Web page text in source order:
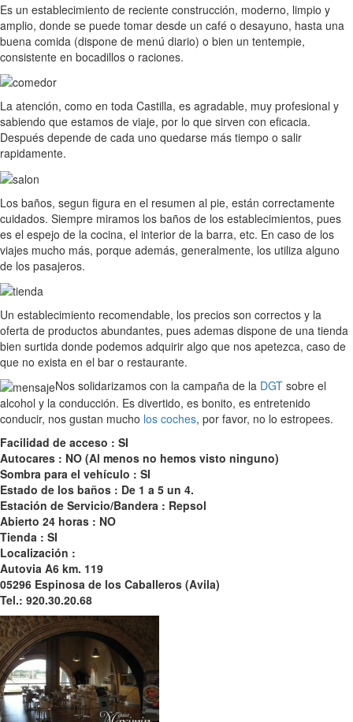
Es un establecimiento de reciente construcción, moderno, limpio y
amplio, donde se puede tomar desde un café o desayuno, hasta una
buena comida (dispone de menú diario) o bien un tentempie,
consistente en bocadillos o raciones.
La atención, como en toda Castilla, es agradable, muy profesional y
sabiendo que estamos de viaje, por lo que sirven con eficacia.
Después depende de cada uno quedarse más tiempo o salir
rapidamente.
Los baños, segun figura en el resumen al pie, están correctamente
cuidados. Siempre miramos los baños de los establecimientos, pues
es el espejo de la cocina, el interior de la barra, etc. En caso de los
viajes mucho más, porque además, generalmente, los utiliza alguno
de los pasajeros.
Un establecimiento recomendable, los precios son correctos y la
oferta de productos abundantes, pues ademas dispone de una tienda
bien surtida donde podemos adquirir algo que nos apetezca, caso de
que no exista en el bar o restaurante.
Nos solidarizamos con la campaña de la DGT sobre el
alcohol y la conducción. Es divertido, es bonito, es entretenido
conducir, nos gustan mucho los coches, por favor, no lo estropees.
Facilidad de acceso : SI
Autocares : NO (Al menos no hemos visto ninguno)
Sombra para el vehículo : SI
Estado de los baños : De 1 a 5 un 4.
Estación de Servicio/Bandera : Repsol
Abierto 24 horas : NO
Tienda : SI
Localización :
Autovia A6 km. 119
05296 Espinosa de los Caballeros (Avila)
Tel.: 920.30.20.68